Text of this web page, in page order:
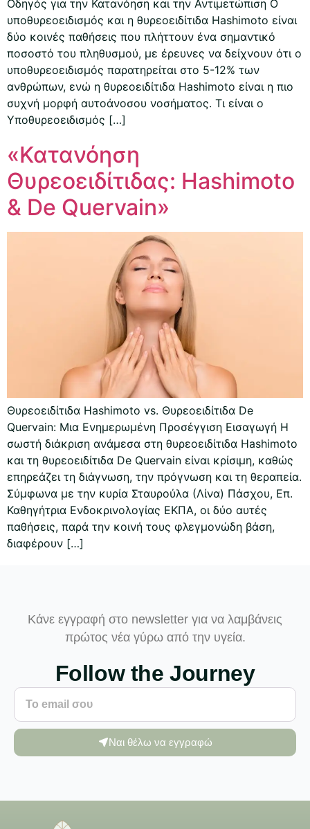
Οδηγός για την Κατανόηση και την Αντιμετώπιση Ο
υποθυρεοειδισμός και η θυρεοειδίτιδα Hashimoto είναι
δύο κοινές παθήσεις που πλήττουν ένα σημαντικό
ποσοστό του πληθυσμού, με έρευνες να δείχνουν ότι ο
υποθυρεοειδισμός παρατηρείται στο 5-12% των
ανθρώπων, ενώ η θυρεοειδίτιδα Hashimoto είναι η πιο
συχνή μορφή αυτοάνοσου νοσήματος. Τι είναι ο
Υποθυρεοειδισμός […]
«Κατανόηση
Θυρεοειδίτιδας: Hashimoto
& De Quervain»
Θυρεοειδίτιδα Hashimoto vs. Θυρεοειδίτιδα De
Quervain: Μια Ενημερωμένη Προσέγγιση Εισαγωγή Η
σωστή διάκριση ανάμεσα στη θυρεοειδίτιδα Hashimoto
και τη θυρεοειδίτιδα De Quervain είναι κρίσιμη, καθώς
επηρεάζει τη διάγνωση, την πρόγνωση και τη θεραπεία.
Σύμφωνα με την κυρία Σταυρούλα (Λίνα) Πάσχου, Επ.
Καθηγήτρια Ενδοκρινολογίας ΕΚΠΑ, οι δύο αυτές
παθήσεις, παρά την κοινή τους φλεγμονώδη βάση,
διαφέρουν […]
Κάνε εγγραφή στο newsletter για να λαμβάνεις
πρώτος νέα γύρω από την υγεία.
Follow the Journey
Ναι θέλω να εγγραφώ